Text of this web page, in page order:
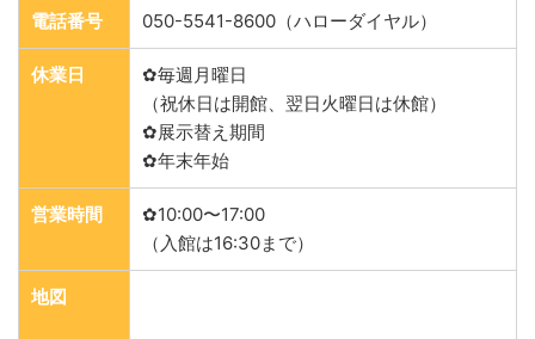
電話番号 050-5541-8600（ハローダイヤル）
休業日
✿毎週月曜日
（祝休日は開館、翌日火曜日は休館）
✿展示替え期間
✿年末年始
営業時間
✿10:00〜17:00
（入館は16:30まで）
地図